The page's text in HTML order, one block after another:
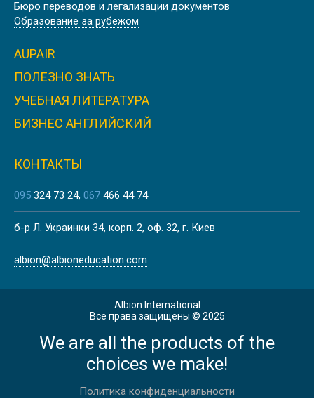
Бюро переводов и легализации документов
Образование за рубежом
AUPAIR
ПОЛЕЗНО ЗНАТЬ
УЧЕБНАЯ ЛИТЕРАТУРА
БИЗНЕС АНГЛИЙСКИЙ
КОНТАКТЫ
095 324 73 24 067 466 44 74
б-р Л. Украинки 34, корп. 2, оф. 32, г. Киев
albion@albioneducation.com
Albion International
Все права защищены © 2025
We are all the products of the
choices we make!
Политика конфиденциальности